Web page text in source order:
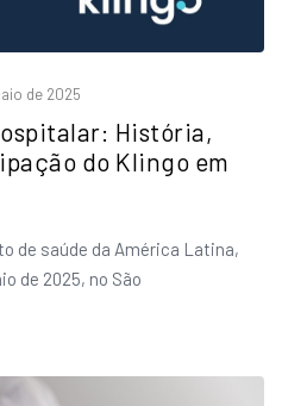
de 2025
História,
do Klingo em
de saúde da América Latina,
de 2025, no São